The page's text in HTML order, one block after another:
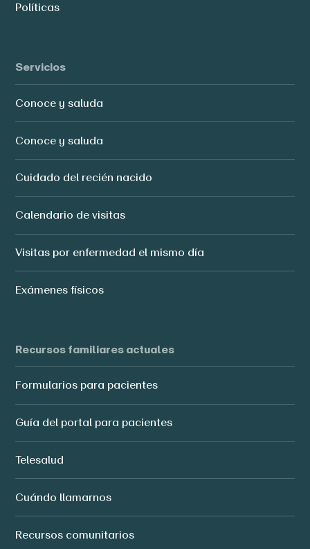
Políticas
Servicios
Conoce y saluda
Conoce y saluda
Cuidado del recién nacido
Calendario de visitas
Visitas por enfermedad el mismo día
Exámenes físicos
Recursos familiares actuales
Formularios para pacientes
Guía del portal para pacientes
Telesalud
Cuándo llamarnos
Recursos comunitarios